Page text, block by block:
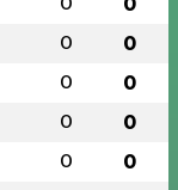
0 0
0 0
0 0
0 0
0 0